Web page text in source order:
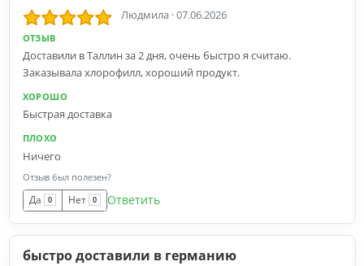
Людмила ·07.06.2026
ОТЗЫВ
Доставили в Таллин за 2 дня, очень быстро я считаю.
Заказывала хлорофилл, хороший продукт.
ХОРОШО
Быстрая доставка
ПЛОХО
Ничего
Отзыв был полезен?
Да 0 Нет 0 Ответить
быстро доставили в германию